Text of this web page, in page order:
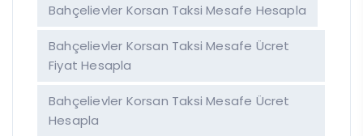
Bahçelievler Korsan Taksi Mesafe Hesapla
Bahçelievler Korsan Taksi Mesafe Ücret
Fiyat Hesapla
Bahçelievler Korsan Taksi Mesafe Ücret
Hesapla